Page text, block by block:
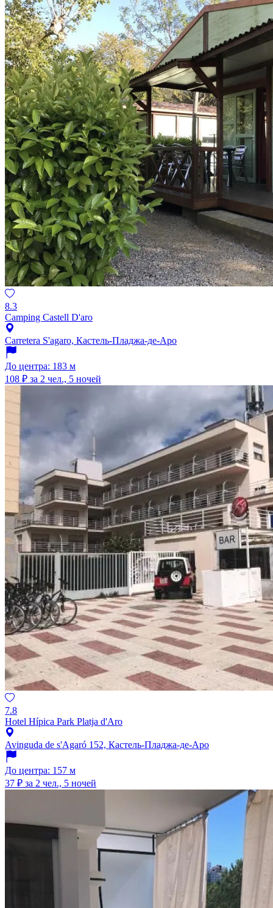
8.3
Camping Castell D'aro
Carretera S'agaro, Кастель-Пладжа-де-Аро
До центра: 183 м
108 ₽ за 2 чел., 5 ночей
7.8
Hotel Hípica Park Platja d'Aro
Avinguda de s'Agaró 152, Кастель-Пладжа-де-Аро
До центра: 157 м
37 ₽ за 2 чел., 5 ночей